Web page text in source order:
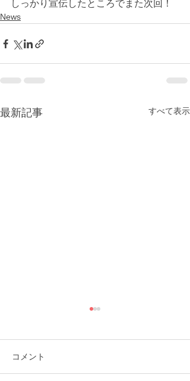
しっかり宣伝したところでまた次回！
News
最新記事 すべて表示
コメント